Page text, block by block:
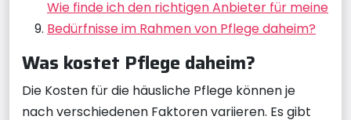
Wie finde ich den richtigen Anbieter für meine
Bedürfnisse im Rahmen von Pflege daheim?
Was kostet Pflege daheim?
Die Kosten für die häusliche Pflege können je
nach verschiedenen Faktoren variieren. Es gibt